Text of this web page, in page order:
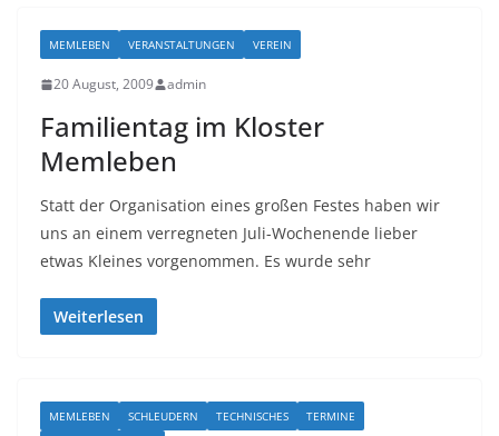
MEMLEBEN VERANSTALTUNGEN VEREIN
20 August, 2009 admin
Familientag im Kloster
Memleben
Statt der Organisation eines großen Festes haben wir
uns an einem verregneten Juli-Wochenende lieber
etwas Kleines vorgenommen. Es wurde sehr
Weiterlesen
MEMLEBEN SCHLEUDERN TECHNISCHES
TERMINE